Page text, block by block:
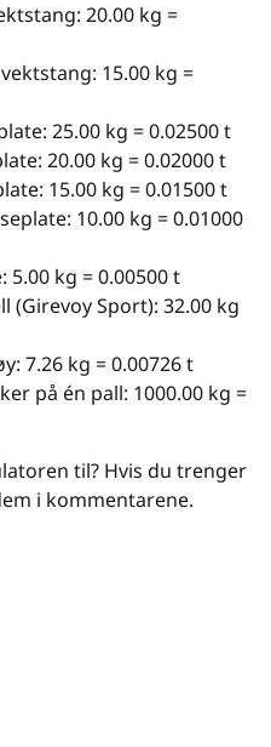
20.00 kg =
15.00 kg =
25.00 kg = 0.02500 t
20.00 kg = 0.02000 t
15.00 kg = 0.01500 t
10.00 kg = 0.01000
kg = 0.00500 t
(Girevoy Sport): 32.00 kg
7.26 kg = 0.00726 t
på én pall: 1000.00 kg =
til? Hvis du trenger
i kommentarene.